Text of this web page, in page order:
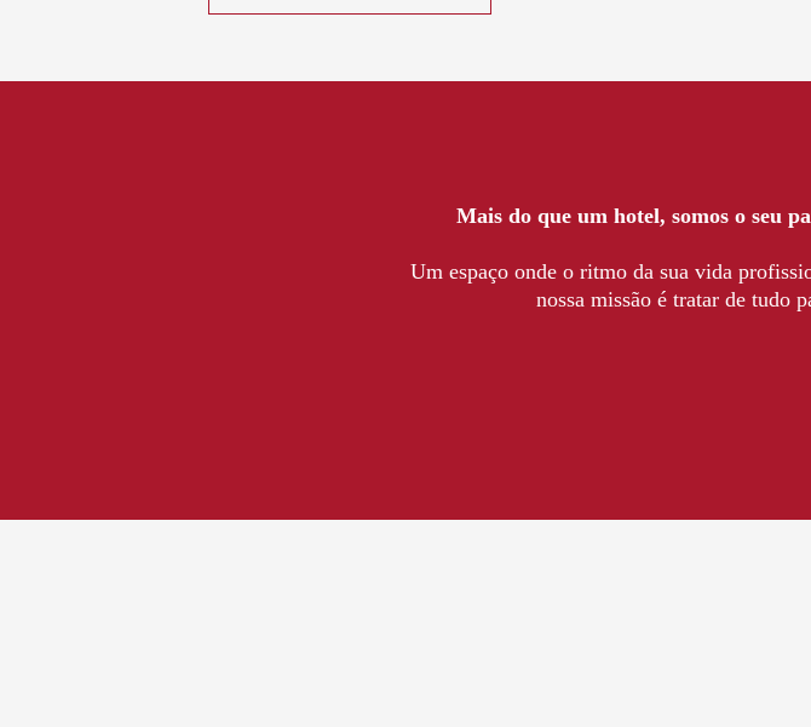
Mais do que um hotel, somos o seu
Um espaço onde o ritmo da sua vida
nossa missão é tratar de tudo